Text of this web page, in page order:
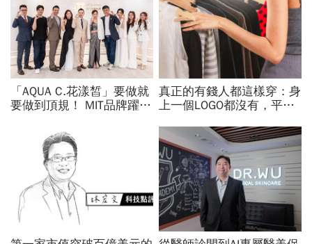
「AQUA C.花漾皙」要做就
要做到頂規！ MIT品牌躍上
美業生醫新高度
真正的有錢人都這樣穿：身
上一個LOGO都沒有，平凡
頂奢富豪的花錢智慧